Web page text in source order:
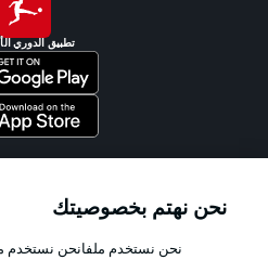
تطبيق الدوري
نحن نهتم بخصوصيتك
نحن نستخدم ملفانحن نستخدم